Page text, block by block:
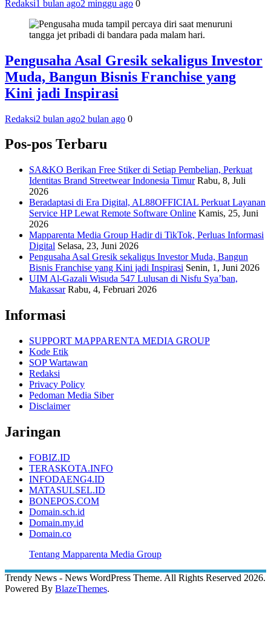
Redaksi1 bulan ago2 minggu ago 0
Pengusaha Asal Gresik sekaligus Investor
Muda, Bangun Bisnis Franchise yang
Kini jadi Inspirasi
Redaksi2 bulan ago2 bulan ago 0
Pos-pos Terbaru
SA&KO Berikan Free Stiker di Setiap Pembelian, Perkuat
Identitas Brand Streetwear Indonesia Timur Rabu, 8, Juli
2026
Beradaptasi di Era Digital, AL88OFFICIAL Perkuat Layanan
Service HP Lewat Remote Software Online Kamis, 25, Juni
2026
Mapparenta Media Group Hadir di TikTok, Perluas Informasi
Digital Selasa, 23, Juni 2026
Pengusaha Asal Gresik sekaligus Investor Muda, Bangun
Bisnis Franchise yang Kini jadi Inspirasi Senin, 1, Juni 2026
UIM Al-Gazali Wisuda 547 Lulusan di Nisfu Sya’ban,
Makassar Rabu, 4, Februari 2026
Informasi
SUPPORT MAPPARENTA MEDIA GROUP
Kode Etik
SOP Wartawan
Redaksi
Privacy Policy
Pedoman Media Siber
Disclaimer
Jaringan
FOBIZ.ID
TERASKOTA.INFO
INFODAENG4.ID
MATASULSEL.ID
BONEPOS.COM
Domain.sch.id
Domain.my.id
Domain.co
Tentang Mapparenta Media Group
Trendy News - News WordPress Theme. All Rights Reserved 2026.
Powered By BlazeThemes.